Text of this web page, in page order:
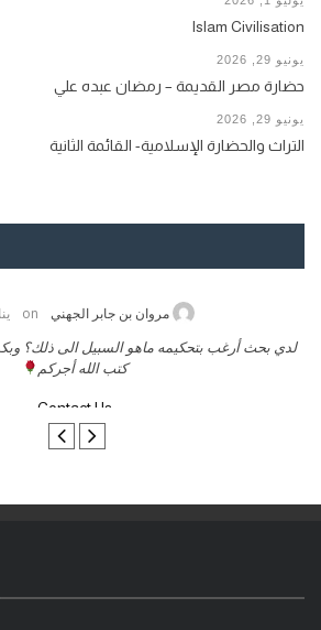
Islam Civilisation
يونيو 29, 2026
حضارة مصر القديمة – رمضان عبده علي
يونيو 29, 2026
التراث والحضارة الإسلامية- القائمة الثانية
حامد الزريقي on يناير 25, 2026
السلام عليكم ورحمة الله وبركاتة أرغب